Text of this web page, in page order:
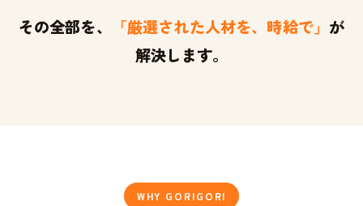
その全部を、 「厳選された人材を、時給で」 が
解決します。
WHY GORIGORI